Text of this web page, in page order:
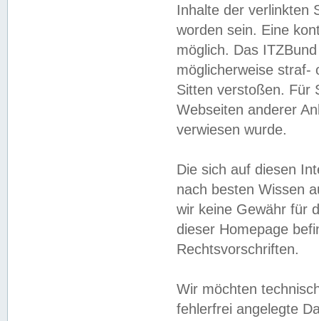
Inhalte der verlinkten
worden sein. Eine
möglich. Das
möglicherweise straf-
Sitten verstoßen. Für
Webseiten anderer
verwiesen wurde.
Die sich auf diesen
nach besten Wissen
wir keine Gewähr für
dieser Homepage
Rechtsvorschriften.
Wir möchten
fehlerfrei angelegte